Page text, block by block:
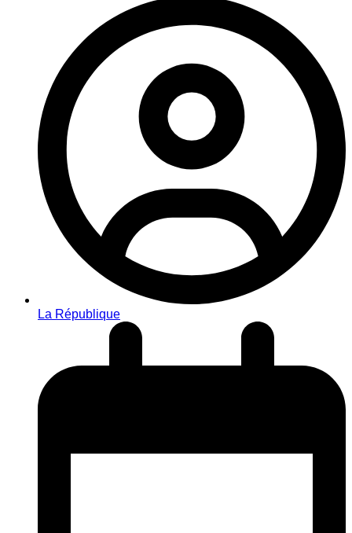
La République